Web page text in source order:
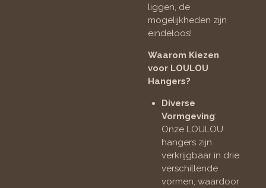
liggen, de
mogelijkheden zijn
eindeloos!
Waarom Kiezen
voor LOULOU
Hangers?
Diverse
Vormgeving:
Onze LOULOU
hangers zijn
verkrijgbaar in drie
verschillende
vormen, waardoor